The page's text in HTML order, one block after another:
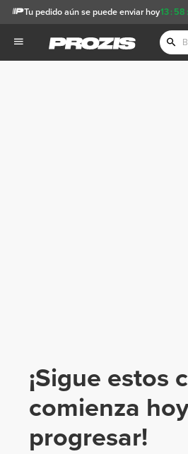
13 : 58 :
Tu pedido aún se puede enviar hoy
¡Sigue estos
comienza
progresar!